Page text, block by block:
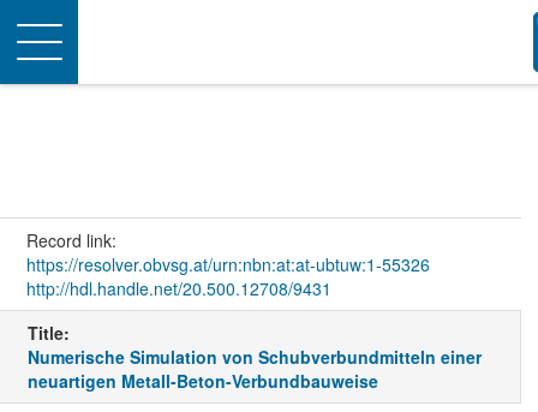
Toggle
navigation
Record link:
https://resolver.obvsg.at/urn:nbn:at:at-ubtuw:1-55326
http://hdl.handle.net/20.500.12708/9431
Title:
Numerische Simulation von Schubverbundmitteln einer
neuartigen Metall-Beton-Verbundbauweise